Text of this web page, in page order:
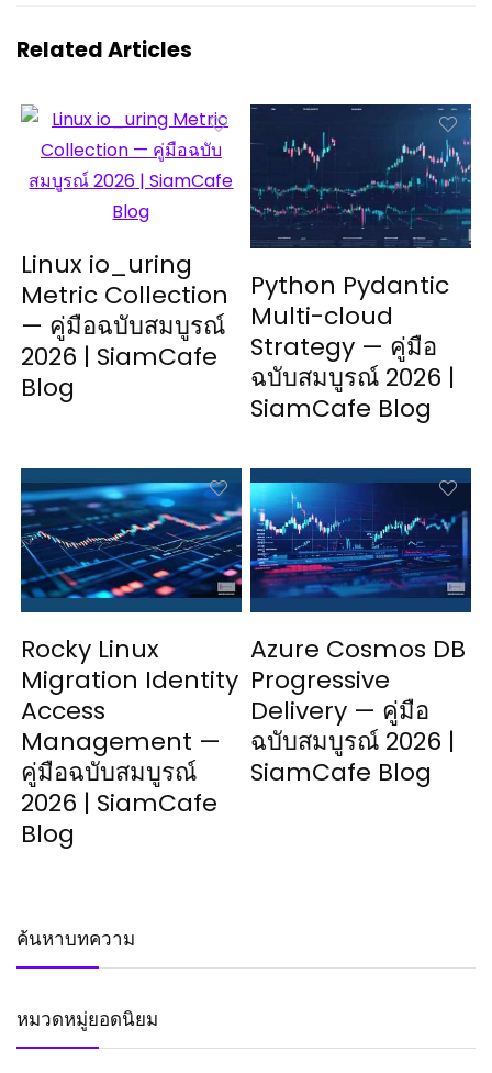
Related Articles
Linux io_uring
Metric Collection
— คู่มือฉบับสมบูรณ์
2026 | SiamCafe
Blog
Python Pydantic
Multi-cloud
Strategy — คู่มือ
ฉบับสมบูรณ์ 2026 |
SiamCafe Blog
Rocky Linux
Migration Identity
Access
Management —
คู่มือฉบับสมบูรณ์
2026 | SiamCafe
Blog
Azure Cosmos DB
Progressive
Delivery — คู่มือ
ฉบับสมบูรณ์ 2026 |
SiamCafe Blog
ค้นหาบทความ
หมวดหมู่ยอดนิยม